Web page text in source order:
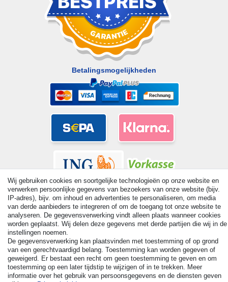
Betalingsmogelijkheden
© Copyright 2026 | Alle rechten voorbehouden. - All rights
reserved. Prices incl. VAT. 19% VAT Basic prices see article detail
| * Applies to deliveries to the UK!
Wij gebruiken cookies en soortgelijke technologieën op onze website en
verwerken persoonlijke gegevens van bezoekers van onze website (bijv.
IP-adres), bijv. om inhoud en advertenties te personaliseren, om media
van derde aanbieders te integreren of om de toegang tot onze website te
analyseren. De gegevensverwerking vindt alleen plaats wanneer cookies
worden geplaatst. Wij delen deze gegevens met derde partijen die wij in de
instellingen noemen.
De gegevensverwerking kan plaatsvinden met toestemming of op grond
van een gerechtvaardigd belang. Toestemming kan worden gegeven of
geweigerd. Er bestaat een recht om geen toestemming te geven en om
toestemming op een later tijdstip te wijzigen of in te trekken. Meer
informatie over het gebruik van persoonsgegevens en de diensten geven
Herroepingsrecht uitoefenen Contact